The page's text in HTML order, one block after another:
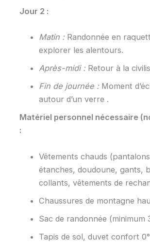
Jour 2 :
Matin :Randonnée en
explorer les alentours.
Après-midi :Retour à la
Fin de journée :Moment
autour d’un verre .
Matériel personnel nécessaire
:
Vêtements chauds
étanches, doudoune, gants,
collants, vêtements de
Chaussures de montagne
Sac de randonnée (minimum
Tapis de sol, duvet confort